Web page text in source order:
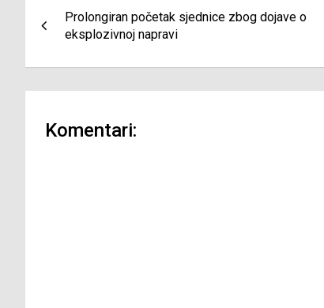
članaka
Prolongiran početak sjednice zbog dojave o
eksplozivnoj napravi
Komentari: